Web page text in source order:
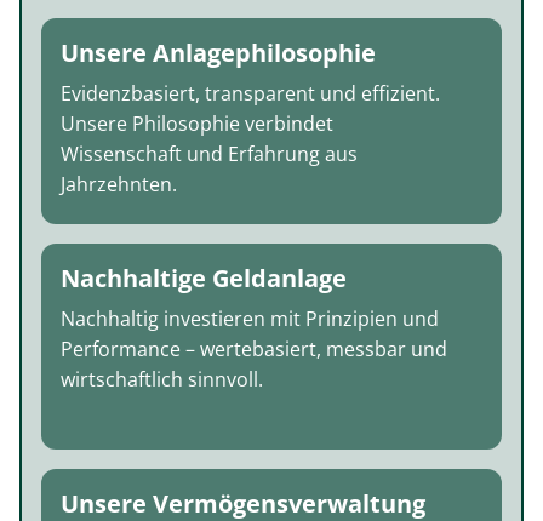
Unsere Anlagephilosophie
Evidenzbasiert, transparent und effizient.
Unsere Philosophie verbindet
Wissenschaft und Erfahrung aus
Jahrzehnten.
Nachhaltige Geldanlage
Nachhaltig investieren mit Prinzipien und
Performance – wertebasiert, messbar und
wirtschaftlich sinnvoll.
Unsere Vermögensverwaltung